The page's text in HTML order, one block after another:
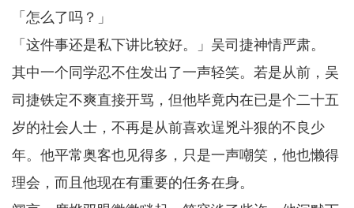
「怎么了吗？」
「这件事还是私下讲比较好。」吴司捷神情严肃。
其中一个同学忍不住发出了一声轻笑。若是从前，吴
司捷铁定不爽直接开骂，但他毕竟内在已是个二十五
岁的社会人士，不再是从前喜欢逞兇斗狠的不良少
年。他平常奥客也见得多，只是一声嘲笑，他也懒得
理会，而且他现在有重要的任务在身。